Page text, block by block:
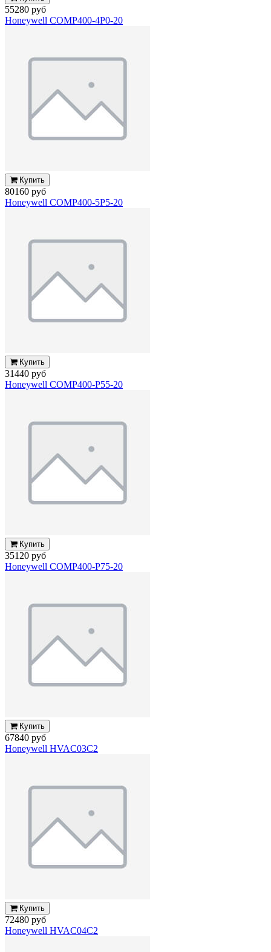
55280 руб
Honeywell COMP400-4P0-20
Купить
80160 руб
Honeywell COMP400-5P5-20
Купить
31440 руб
Honeywell COMP400-P55-20
Купить
35120 руб
Honeywell COMP400-P75-20
Купить
67840 руб
Honeywell HVAC03C2
Купить
72480 руб
Honeywell HVAC04C2